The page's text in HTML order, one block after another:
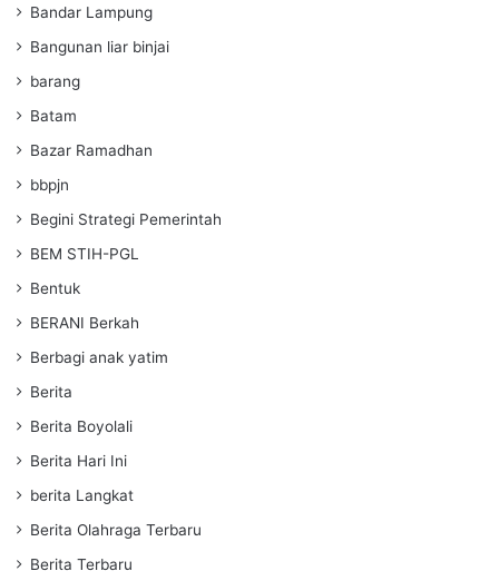
Bandar Lampung
Bangunan liar binjai
barang
Batam
Bazar Ramadhan
bbpjn
Begini Strategi Pemerintah
BEM STIH-PGL
Bentuk
BERANI Berkah
Berbagi anak yatim
Berita
Berita Boyolali
Berita Hari Ini
berita Langkat
Berita Olahraga Terbaru
Berita Terbaru